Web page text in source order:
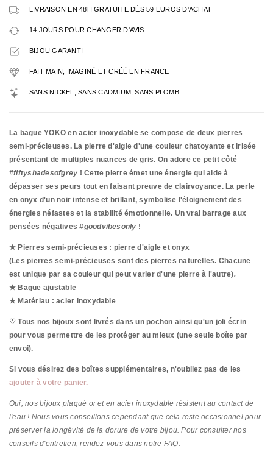
LIVRAISON EN 48H GRATUITE DÈS 59 EUROS D'ACHAT
14 JOURS POUR CHANGER D'AVIS
BIJOU GARANTI
FAIT MAIN, IMAGINÉ ET CRÉÉ EN FRANCE
SANS NICKEL, SANS CADMIUM, SANS PLOMB
La bague YOKO en acier inoxydable se compose de deux pierres
semi-précieuses. La pierre d'aigle d'une couleur chatoyante et irisée
présentant de multiples nuances de gris. On adore ce petit côté
#fiftyshadesofgrey ! Cette pierre émet une énergie qui aide à
dépasser ses peurs tout en faisant preuve de clairvoyance. La perle
en onyx d'un noir intense et brillant, symbolise l'éloignement des
énergies néfastes et la stabilité émotionnelle. Un vrai barrage aux
pensées négatives#goodvibesonly !
★ Pierres semi-précieuses : pierre d'aigle et onyx
(Les pierres semi-précieuses sont des pierres naturelles. Chacune
est unique par sa couleur qui peut varier d'une pierre à l'autre).
★ Bague ajustable
★ Matériau : acier inoxydable
♡ Tous nos bijoux sont livrés dans un pochon ainsi qu'un joli écrin
pour vous permettre de les protéger au mieux (une seule boîte par
envoi).
Si vous désirez des boîtes supplémentaires, n'oubliez pas de les
ajouter à votre panier.
Oui, nos bijoux plaqué or et en acier inoxydable résistent au contact de
l'eau ! Nous vous conseillons cependant que cela reste occasionnel pour
préserver la longévité de la dorure de votre bijou. Pour consulter nos
conseils d'entretien, rendez-vous dans notre FAQ.